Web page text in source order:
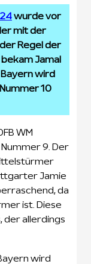
wurde vor
mit der
Regel der
Jamal
Bayern wird
10
WM
9. Der
Jamie
da
ist. Diese
der allerdings
wird